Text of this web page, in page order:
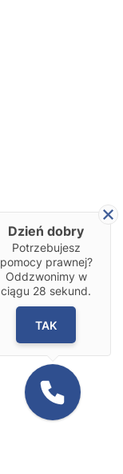
Dzień dobry
Potrzebujesz
pomocy prawnej?
Oddzwonimy w
ciągu 28 sekund.
TAK